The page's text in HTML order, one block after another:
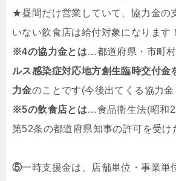
★昼間だけ営業していて、協力金の
いない飲食店は給付対象になります！
※4の協力金とは…都道府県・市町
ルス感染症対応地方創生臨時交付金
力金のことです(今後出てくる協力金
※5の飲食店とは…食品衛生法(昭和
第52条の都道府県知事の許可を受け
⑤一時支援金は、店舗単位・事業単